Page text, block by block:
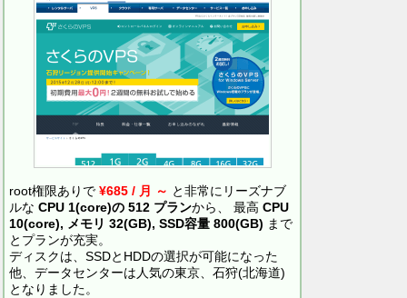
root権限ありで ¥685 / 月 ～ と非常にリーズナブ
ルな CPU 1(core)の 512 プランから、 最高 CPU
10(core), メモリ 32(GB), SSD容量 800(GB) まで
とプランが充実。
ディスクは、SSDとHDDの選択が可能になった
他、データセンターは人気の東京、石狩(北海道)
となりました。